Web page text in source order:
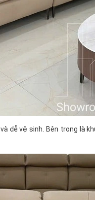
dễ vệ sinh. Bên trong là